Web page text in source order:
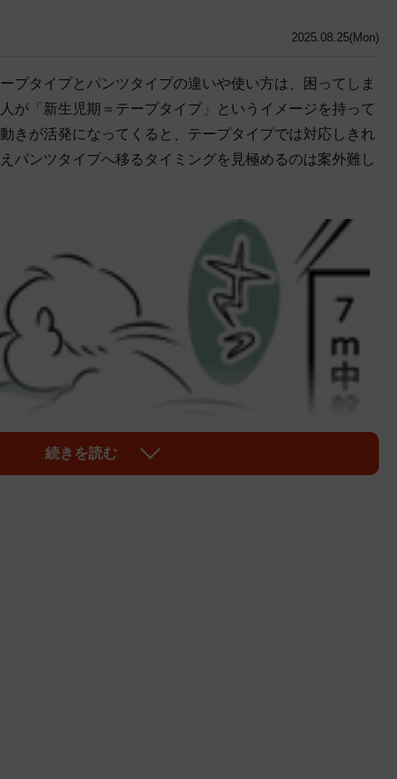
2025.08.25(Mon)
プタイプとパンツタイプの違いや使い方は、困ってしま
が「新生児期＝テープタイプ」というイメージを持って
きが活発になってくると、テープタイプでは対応しきれ
パンツタイプへ移るタイミングを見極めるのは案外難し
続きを読む